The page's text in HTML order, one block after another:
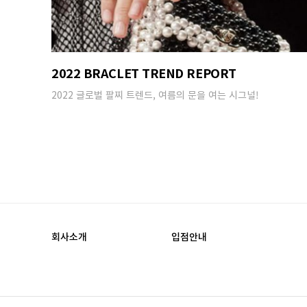
2022 BRACLET TREND REPORT
2022 글로벌 팔찌 트렌드, 여름의 문을 여는 시그널!
회사소개 입점안내